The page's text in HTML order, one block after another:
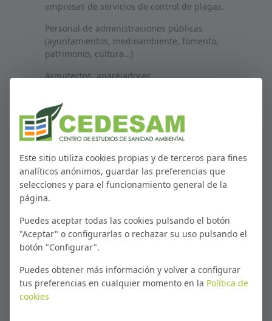
empresas de servicios de control de plagas.
Personal de administraciones públicas
(ayuntamientos, medioambiente, fomento,
patrimonio, cultura…)
Arquitectos, aparejadores.
PROGRAMA DEL CURSO
Antecedentes.
Estructura y alcance de la norma une
56418:2016.
Medios y herramientas necesarias para
la ejecución del plan de actuación.
PROXIMAS CONVOCATORIAS
Este sitio utiliza cookies propias y de terceros para fines
analíticos anónimos, guardar las preferencias que
selecciones y para el funcionamiento general de la
página.
Puedes aceptar todas las cookies pulsando el botón
"Aceptar" o configurarlas o rechazar su uso pulsando el
botón "Configurar".
Puedes obtener más información y volver a configurar
tus preferencias en cualquier momento en la Política de
cookies